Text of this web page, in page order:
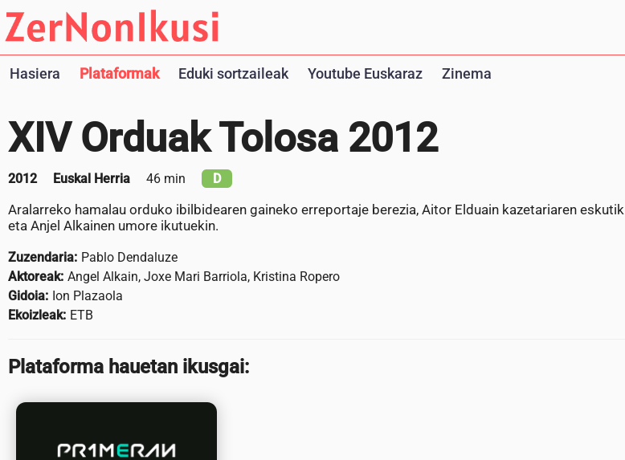
Hasiera Plataformak Eduki sortzaileak Youtube Euskaraz Zinema
XIV Orduak Tolosa 2012
2012 Euskal Herria 46 min D
Aralarreko hamalau orduko ibilbidearen gaineko erreportaje berezia, Aitor Elduain kazetariaren eskutik
eta Anjel Alkainen umore ikutuekin.
Zuzendaria: Pablo Dendaluze
Aktoreak: Angel Alkain, Joxe Mari Barriola, Kristina Ropero
Gidoia: Ion Plazaola
Ekoizleak: ETB
Plataforma hauetan ikusgai: